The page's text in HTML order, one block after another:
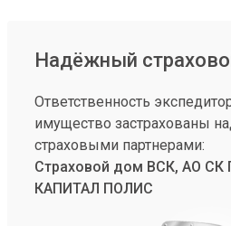
Надёжный
Ответственность
имущество застрахованы
страховыми партнерами:
Страховой дом ВСК, АО
КАПИТАЛ ПОЛИС